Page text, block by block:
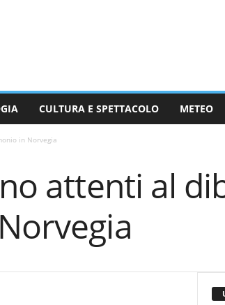
CULTURA E SPETTACOLO METEO
in Norvegia
attenti al